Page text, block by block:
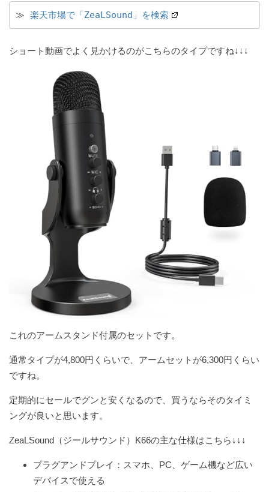
≫ 楽天市場で「ZeaLSound」を検索
ショート動画でよく見かけるのがこちらのタイプですね↓↓↓
これのアームスタンド付属のセットです。
通常タイプが4,800円くらいで、アームセットが6,300円くらい
ですね。
定期的にセールでグンと安くなるので、買うならそのタイミ
ングが良いと思います。
ZeaLSound（ジールサウンド）K66の主な仕様はこちら↓↓↓
プラグアンドプレイ：スマホ、PC、ゲーム機など広い
デバイスで使える